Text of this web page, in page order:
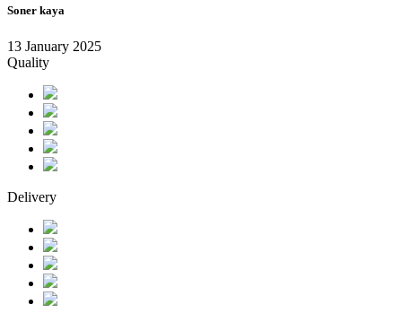
Soner kaya
13 January 2025
Quality
Delivery